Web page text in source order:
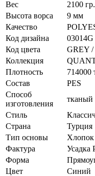
Вес
2100
Высота ворса
9 мм
Качество
Код дизайна
03014G
Код цвета
GREY
Коллекция
Плотность
714000
Состав
PES
Способ
изготовления
Стиль
Страна
Турция
Тип основы
Хлопок
Фактура
Усадка
Форма
Цвет
Синий